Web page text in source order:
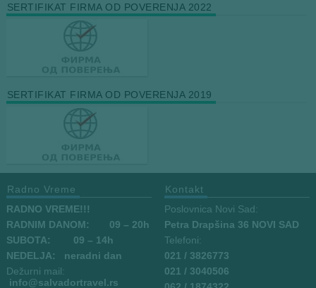
SERTIFIKAT FIRMA OD POVERENJA 2022
SERTIFIKAT FIRMA OD POVERENJA 2019
Radno Vreme
RADNO VREME!!!
RADNIM DANOM:
09 – 20h
SUBOTA: 09 – 14h
NEDELJA: neradni dan
Dežurni mail:
info@salvadortravel.rs
Kontakt
Poslovnica Novi Sad:
Petra Drapšina 36 NOVI SAD
Telefoni:
021 / 3826773
021 / 3040506